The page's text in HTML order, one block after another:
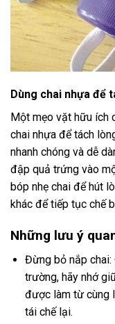
Dùng chai nhựa để
Một mẹo vặt hữu ích
chai nhựa để tách
nhanh chóng và dễ
đập quả trứng vào
bóp nhẹ chai để hút
khác để tiếp tục chế
Những lưu ý
Đừng bỏ nắp chai:
trường, hãy nhớ
được làm từ cùng
tái chế lại.